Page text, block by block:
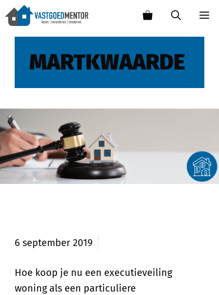
MARTKWAARDE
6 september 2019
Hoe koop je nu een executieveiling
woning als een particuliere